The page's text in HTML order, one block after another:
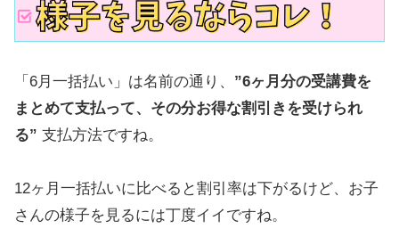
「6月一括払い」は名前の通り、 ”6ヶ月分の受講費を
まとめて支払って、その分お得な割引きを受けられ
る” 支払方法ですね。
12ヶ月一括払いに比べると割引率は下がるけど、お子
さんの様子を見るには丁度イイですね。